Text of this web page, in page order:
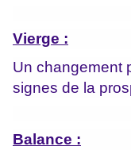
Vierge :
Un changement
signes de la
Balance :